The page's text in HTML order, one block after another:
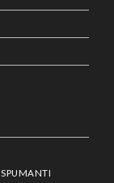
SPUMANTI